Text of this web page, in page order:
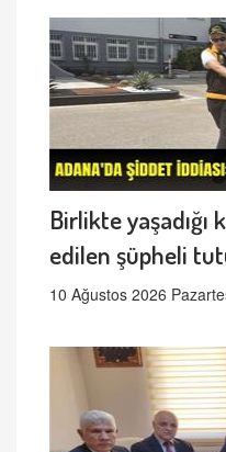
Birlikte yaşadığı
edilen şüpheli
10 Ağustos 2026